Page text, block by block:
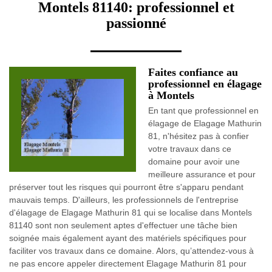
Montels 81140: professionnel et
passionné
Faites confiance au
professionnel en élagage
à Montels
En tant que professionnel en
élagage de Elagage Mathurin
81, n'hésitez pas à confier
votre travaux dans ce
domaine pour avoir une
meilleure assurance et pour
préserver tout les risques qui pourront être s'apparu pendant
mauvais temps. D'ailleurs, les professionnels de l'entreprise
d'élagage de Elagage Mathurin 81 qui se localise dans Montels
81140 sont non seulement aptes d'effectuer une tâche bien
soignée mais également ayant des matériels spécifiques pour
faciliter vos travaux dans ce domaine. Alors, qu’attendez-vous à
ne pas encore appeler directement Elagage Mathurin 81 pour